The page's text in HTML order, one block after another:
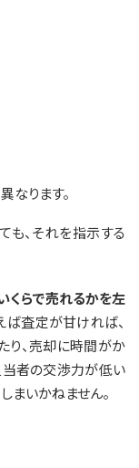
ります。
も、それを指示する
くらで売れるかを左
ば査定が甘ければ、
り、売却に時間がか
当者の交渉力が低い
まいかねません。